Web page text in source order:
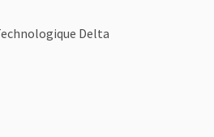
Delta